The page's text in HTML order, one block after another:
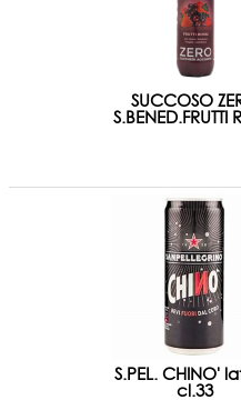
SUCCOSO
S.BENED.FRUTTI
S.PEL. CHINO'
cl.33